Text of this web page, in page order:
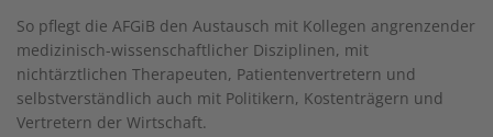
So pflegt die AFGiB den Austausch mit Kollegen angrenzender
medizinisch-wissenschaftlicher Disziplinen, mit
nichtärztlichen Therapeuten, Patientenvertretern und
selbstverständlich auch mit Politikern, Kostenträgern und
Vertretern der Wirtschaft.